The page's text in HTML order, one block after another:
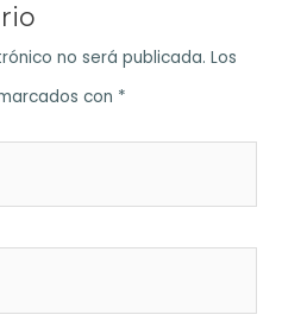
no será publicada. Los
con *